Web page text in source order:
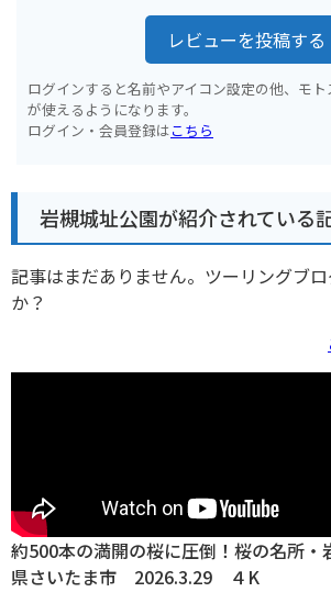
レビューを投稿する
ログインすると名前やアイコン設定の他、モ
が使えるようになります。
ログイン・会員登録はこちら
岩槻城址公園が紹介されている
記事はまだありません。ツーリングブ
か？
約500本の満開の桜に圧倒！桜の名所
県さいたま市 2026.3.29 ４K